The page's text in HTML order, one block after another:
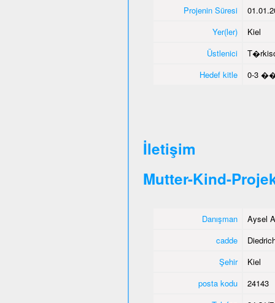
Projenin Süresi
Yer(ler)
Kiel
Üstlenici
Hedef kitle
0-3 ��
İletişim
Mutter-Kind-
Danışman
Aysel
cadde
Şehir
Kiel
posta kodu
24143